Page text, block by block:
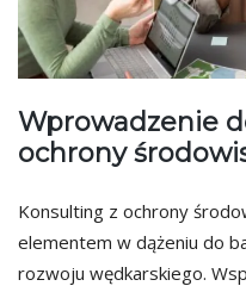
Wprowadzenie
ochrony
Konsulting z ochrony
elementem w dążeniu do
rozwoju wędkarskiego.